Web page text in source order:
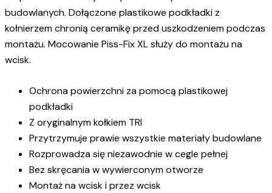
budowlanych. Dołączone plastikowe podkładki z
kołnierzem chronią ceramikę przed uszkodzeniem podczas
montażu. Mocowanie Piss-Fix XL służy do montażu na
wcisk.
Ochrona powierzchni za pomocą plastikowej
podkładki
Z oryginalnym kołkiem TRI
Przytrzymuje prawie wszystkie materiały budowlane
Rozprowadza się niezawodnie w cegle pełnej
Bez skręcania w wywierconym otworze
Montaż na wcisk i przez wcisk